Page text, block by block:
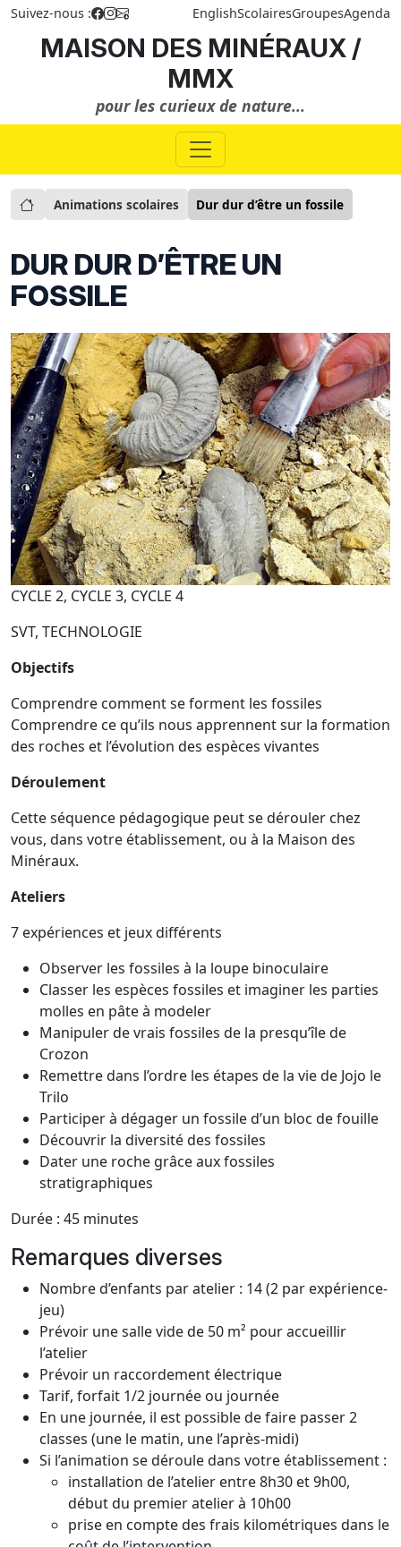
Suivez-nous : EnglishScolairesGroupesAgenda
MAISON DES MINÉRAUX /
MMX
pour les curieux de nature...
Animations scolaires Dur dur d’être un fossile
DUR DUR D’ÊTRE UN
FOSSILE
CYCLE 2, CYCLE 3, CYCLE 4
SVT, TECHNOLOGIE
Objectifs
Comprendre comment se forment les fossiles
Comprendre ce qu’ils nous apprennent sur la formation
des roches et l’évolution des espèces vivantes
Déroulement
Cette séquence pédagogique peut se dérouler chez
vous, dans votre établissement, ou à la Maison des
Minéraux.
Ateliers
7 expériences et jeux différents
Observer les fossiles à la loupe binoculaire
Classer les espèces fossiles et imaginer les parties
molles en pâte à modeler
Manipuler de vrais fossiles de la presqu’île de
Crozon
Remettre dans l’ordre les étapes de la vie de Jojo le
Trilo
Participer à dégager un fossile d’un bloc de fouille
Découvrir la diversité des fossiles
Dater une roche grâce aux fossiles
stratigraphiques
Durée : 45 minutes
Remarques diverses
Nombre d’enfants par atelier : 14 (2 par expérience-
jeu)
Prévoir une salle vide de 50 m² pour accueillir
l’atelier
Prévoir un raccordement électrique
Tarif, forfait 1/2 journée ou journée
En une journée, il est possible de faire passer 2
classes (une le matin, une l’après-midi)
Si l’animation se déroule dans votre établissement :
installation de l’atelier entre 8h30 et 9h00,
début du premier atelier à 10h00
prise en compte des frais kilométriques dans le